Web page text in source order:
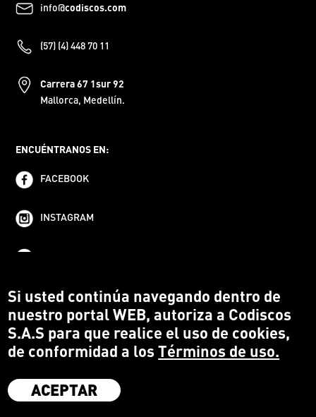
info@codiscos.com
(57) (4) 448 70 11
Carrera 67 1sur 92
Mallorca, Medellín.
ENCUÉNTRANOS EN:
FACEBOOK
INSTAGRAM
Codiscos S.A.S
Si usted continúa navegando dentro de
nuestro portal WEB, autoriza a Codiscos
S.A.S para que realice el uso de cookies,
de conformidad a losTérminos de uso.
ACEPTAR